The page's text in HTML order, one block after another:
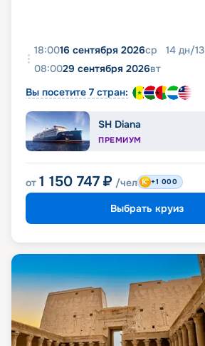
18:0016 сентября 2026ср 14 дн/13
08:0029 сентября 2026вт
Вы посетите 7 стран:
SH Diana
ПРЕМИУМ
от 1 150 747 ₽ /чел +1 000
Выбрать круиз